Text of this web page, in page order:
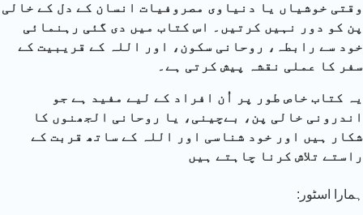
وقتی خوشیاں یا دنیاوی مصروفیات انسان کے دل کے خالی
پن کو دور نہیں کرتیں۔ اس کتاب میں دی گئی رہنمائی
خود سے رابطہ، روحانی سکون، اور اللہ کے قریبیت کے
سفر کا عملی نقشہ پیش کرتی ہے۔
یہ کتاب خاص طور پر اُن افراد کے لیے مفید ہے جو
اندرونی خالی پن، بےچینی، یا روحانی الجھنوں کا
شکار ہیں اور خود شناسی اور اللہ کے ساتھ قربت کے
راستے تلاش کرنا چاہتے ہیں
:ہمارا اسٹور